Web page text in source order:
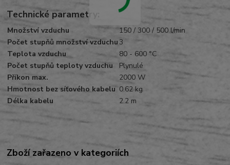
Technické parametry:
Množství vzduchu
150 / 300 / 500 l/min
Počet stupňů množství vzduchu3
Teplota vzduchu
80 - 600 °C
Počet stupňů teploty vzduchu
Plynulé
Příkon max.
2000 W
Hmotnost bez síťového kabelu 0.62 kg
Délka kabelu
2.2 m
Zboží zařazeno v kategoriích